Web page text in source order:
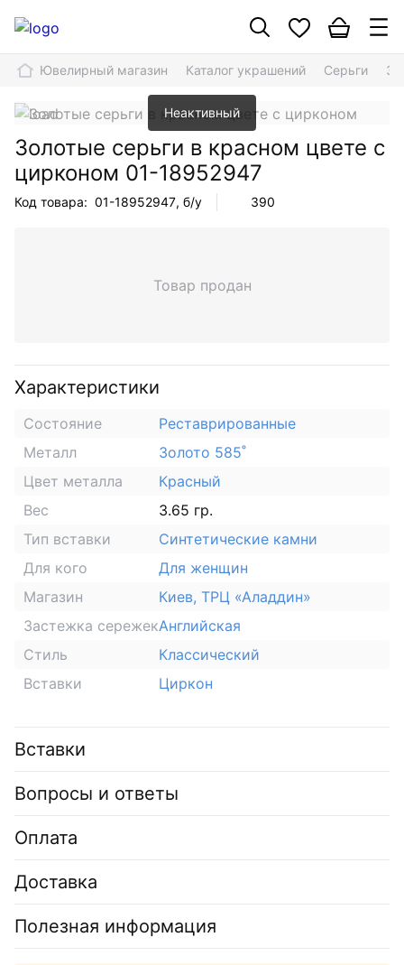
Ювелирный магазин Каталог украшений Серьги
Неактивный
Золотые серьги в красном цвете с
цирконом 01-18952947
Код товара: 01-18952947, б/у 390
Товар продан
Характеристики
Состояние
Реставрированные
Металл
Золото 585˚
Цвет металла
Красный
Вес
3.65 гр.
Тип вставки
Синтетические камни
Для кого
Для женщин
Магазин
Киев, ТРЦ «Аладдин»
Застежка сережекАнглийская
Стиль
Классический
Вставки
Циркон
Вставки
Вопросы и ответы
Оплата
Доставка
Полезная информация